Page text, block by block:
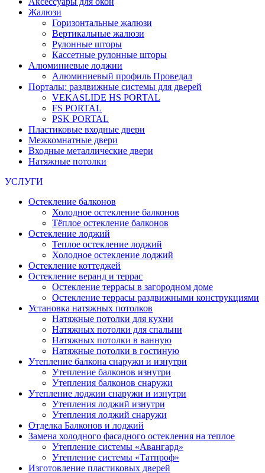
Жалюзи
Горизонтальные жалюзи
Вертикальные жалюзи
Рулонные шторы
Кассетные рулонные шторы
Алюминиевые лоджии
Алюминиевый профиль Проведал
Порталы: раздвижные системы для дверей
VEKASLIDE HS PORTAL
FS PORTAL
PSK PORTAL
Пластиковые входные двери
Межкомнатные двери
Входные металлические двери
Натяжные потолки
УСЛУГИ
Остекление балконов
Холодное остекление балконов
Тёплое остекление балконов
Остекление лоджий
Теплое остекление лоджий
Холодное остекление лоджий
Остекление коттеджей
Остекление веранд и террас
Остекление террасы в загородном доме
Остекление террасы раздвижными конструкциями
Установка натяжных потолков
Натяжные потолки для кухни
Натяжных потолки для спальни
Натяжных потолки в ванную
Натяжные потолки в гостиную
Утепление балкона снаружи и изнутри
Утепление балконов изнутри
Утепления балконов снаружи
Утепление лоджии снаружи и изнутри
Утепления лоджий изнутри
Утепления лоджий снаружи
Отделка Балконов и лоджий
Замена холодного фасадного остекления на теплое
Утепление системы «Авангард»
Утепление системы «Татпроф»
Изготовление пластиковых дверей